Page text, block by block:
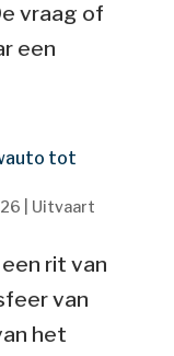
vraag of
een
tot
Uitvaart
rit van
van
het